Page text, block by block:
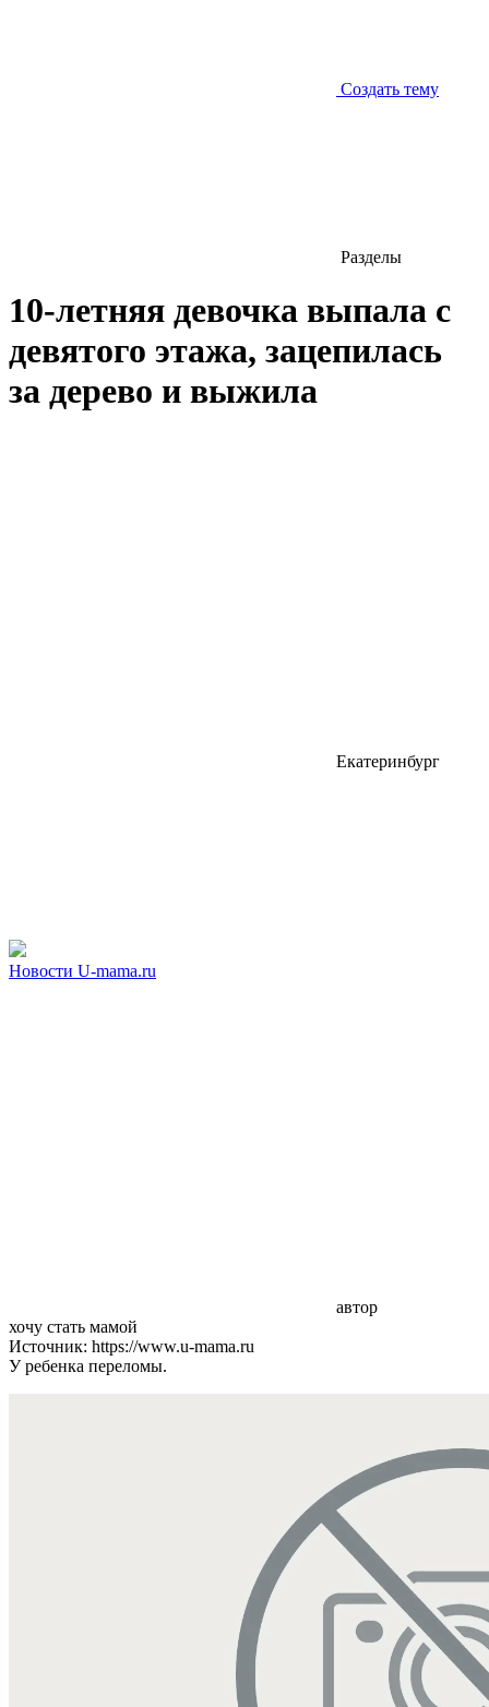
Создать тему
Разделы
10-летняя девочка выпала с
девятого этажа, зацепилась
за дерево и выжила
Екатеринбург
Новости U-mama.ru
автор
хочу стать мамой
Источник: https://www.u-mama.ru
У ребенка переломы.